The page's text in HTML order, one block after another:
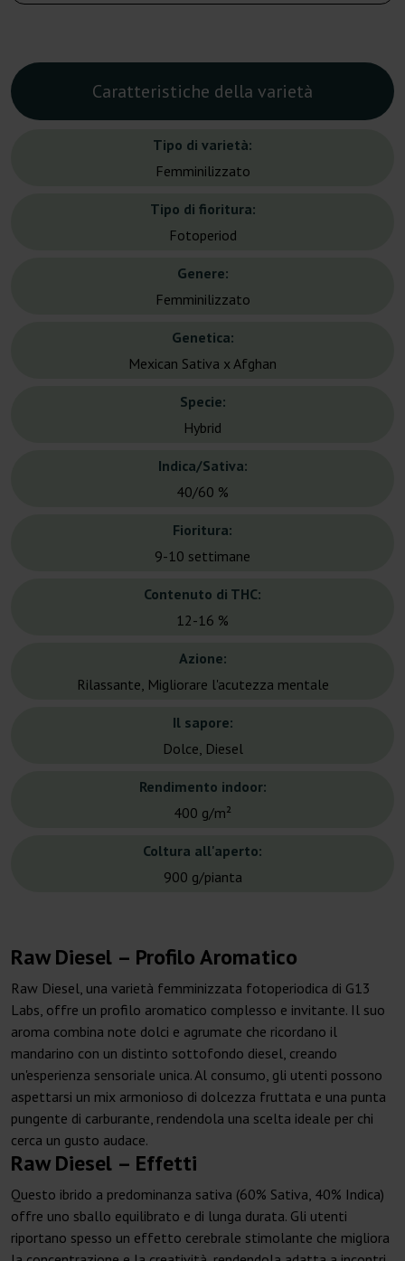
Caratteristiche della varietà
Tipo di varietà:
Femminilizzato
Tipo di fioritura:
Fotoperiod
Genere:
Femminilizzato
Genetica:
Mexican Sativa x Afghan
Specie:
Hybrid
Indica/Sativa:
40/60 %
Fioritura:
9-10 settimane
Contenuto di THC:
12-16 %
Azione:
Rilassante, Migliorare l'acutezza mentale
Il sapore:
Dolce, Diesel
Rendimento indoor:
400 g/m²
Coltura all'aperto:
900 g/pianta
Raw Diesel – Profilo Aromatico
Raw Diesel, una varietà femminizzata fotoperiodica di G13
Labs, offre un profilo aromatico complesso e invitante. Il suo
aroma combina note dolci e agrumate che ricordano il
mandarino con un distinto sottofondo diesel, creando
un'esperienza sensoriale unica. Al consumo, gli utenti possono
aspettarsi un mix armonioso di dolcezza fruttata e una punta
pungente di carburante, rendendola una scelta ideale per chi
cerca un gusto audace.
Raw Diesel – Effetti
Questo ibrido a predominanza sativa (60% Sativa, 40% Indica)
offre uno sballo equilibrato e di lunga durata. Gli utenti
riportano spesso un effetto cerebrale stimolante che migliora